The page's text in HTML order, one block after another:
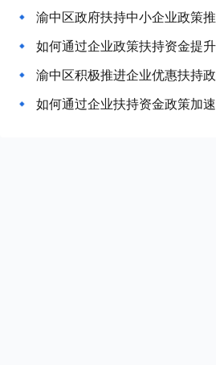
渝中区政府扶持中小企业政策
如何通过企业政策扶持资金提
渝中区积极推进企业优惠扶持
如何通过企业扶持资金政策加